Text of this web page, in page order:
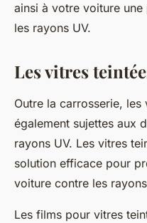
ainsi à votre voiture
les rayons UV.
Les vitres
Outre la carrosserie, les
également sujettes aux
rayons UV. Les vitres
solution efficace pour
voiture contre les
Les films pour vitres